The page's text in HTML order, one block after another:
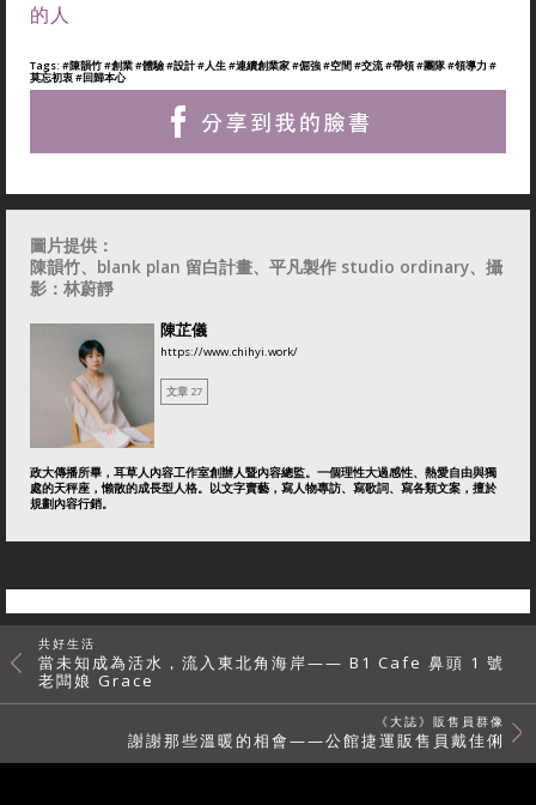
的人
Tags: #陳韻竹#創業#體驗#設計#人生#連續創業家#倔強#空間#交流#帶領#團隊#領導力 #
莫忘初衷#回歸本心
圖片提供：
陳韻竹、blank plan 留白計畫、平凡製作 studio ordinary、攝
影：林蔚靜
陳芷儀
https://www.chihyi.work/
文章 27
政大傳播所畢，耳草人內容工作室創辦人暨內容總監。一個理性大過感性、熱愛自由與獨
處的天秤座，懶散的成長型人格。以文字賣藝，寫人物專訪、寫歌詞、寫各類文案，擅於
規劃內容行銷。
共好生活
當未知成為活水，流入東北角海岸—— B1 Cafe 鼻頭 1 號
老闆娘 Grace
《大誌》販售員群像
謝謝那些溫暖的相會——公館捷運販售員戴佳俐